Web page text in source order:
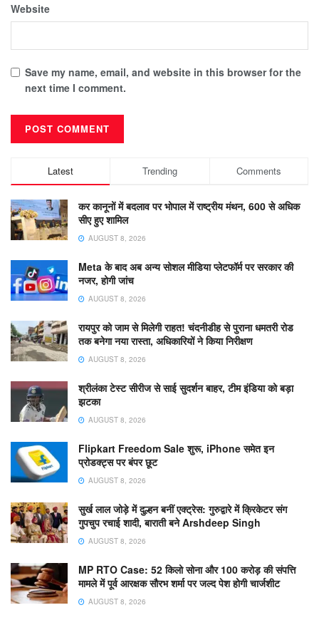
Website
Save my name, email, and website in this browser for the
next time I comment.
Latest Trending Comments
कर कानूनों में बदलाव पर भोपाल में राष्ट्रीय मंथन, 600 से अधिक
सीए हुए शामिल
AUGUST 8, 2026
Meta के बाद अब अन्य सोशल मीडिया प्लेटफॉर्म पर सरकार की
नजर, होगी जांच
AUGUST 8, 2026
रायपुर को जाम से मिलेगी राहत! चंदनीडीह से पुराना धमतरी रोड
तक बनेगा नया रास्ता, अधिकारियों ने किया निरीक्षण
AUGUST 8, 2026
श्रीलंका टेस्ट सीरीज से साई सुदर्शन बाहर, टीम इंडिया को बड़ा
झटका
AUGUST 8, 2026
Flipkart Freedom Sale शुरू, iPhone समेत इन
प्रोडक्ट्स पर बंपर छूट
AUGUST 8, 2026
सुर्ख लाल जोड़े में दुल्हन बनीं एक्ट्रेस: गुरुद्वारे में क्रिकेटर संग
गुपचुप रचाई शादी, बाराती बने Arshdeep Singh
AUGUST 8, 2026
MP RTO Case: 52 किलो सोना और 100 करोड़ की संपत्ति
मामले में पूर्व आरक्षक सौरभ शर्मा पर जल्द पेश होगी चार्जशीट
AUGUST 8, 2026